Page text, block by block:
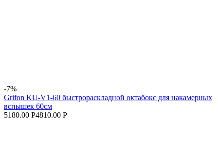
-7%
Grifon KU-V1-60 быстрораскладной октабокс для накамерных
вспышек 60см
5180.00 Р4810.00 Р